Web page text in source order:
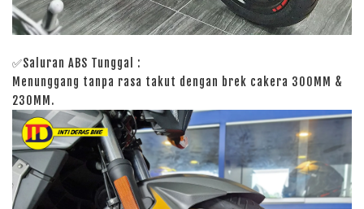
✅Saluran ABS Tunggal :
Menunggang tanpa rasa takut dengan brek cakera 300MM &
230MM.